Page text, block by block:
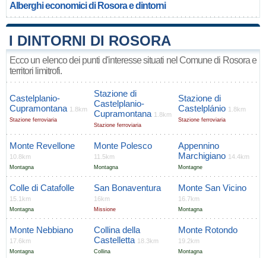
Alberghi economici di Rosora e dintorni
I DINTORNI DI ROSORA
Ecco un elenco dei punti d'interesse situati nel Comune di Rosora e
territori limitrofi.
Castelplanio-
Cupramontana 1.8km
Stazione ferroviaria
Stazione di
Castelplanio-
Cupramontana 1.8km
Stazione ferroviaria
Stazione di
Castelplánio 1.8km
Stazione ferroviaria
Monte Revellone
10.8km
Montagna
Monte Polesco
11.5km
Montagna
Appennino
Marchigiano 14.4km
Montagne
Colle di Catafolle
15.1km
Montagna
San Bonaventura
16km
Missione
Monte San Vicino
16.7km
Montagna
Monte Nebbiano
17.6km
Montagna
Collina della
Castelletta 18.3km
Collina
Monte Rotondo
19.2km
Montagna